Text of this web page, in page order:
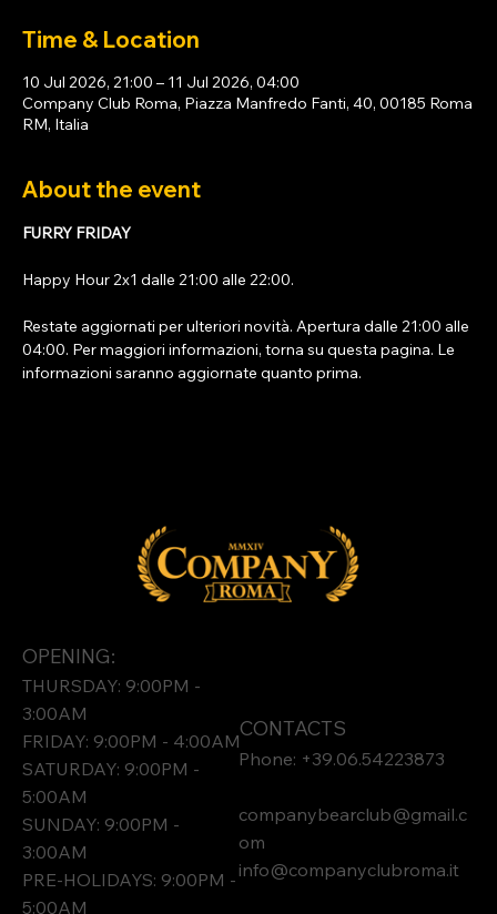
Time & Location
10 Jul 2026, 21:00 – 11 Jul 2026, 04:00
Company Club Roma, Piazza Manfredo Fanti, 40, 00185 Roma
RM, Italia
About the event
FURRY FRIDAY
Happy Hour 2x1 dalle 21:00 alle 22:00.
Restate aggiornati per ulteriori novità. Apertura dalle 21:00 alle
04:00. Per maggiori informazioni, torna su questa pagina. Le
informazioni saranno aggiornate quanto prima.
OPENING:
THURSDAY: 9:00PM -
3:00AM
FRIDAY: 9:00PM - 4:00AM
SATURDAY: 9:00PM -
5:00AM
SUNDAY: 9:00PM -
3:00AM
PRE-HOLIDAYS: 9:00PM -
5:00AM
CONTACTS
Phone: +39.06.54223873
companybearclub@gmail.c
om
info@companyclubroma.it